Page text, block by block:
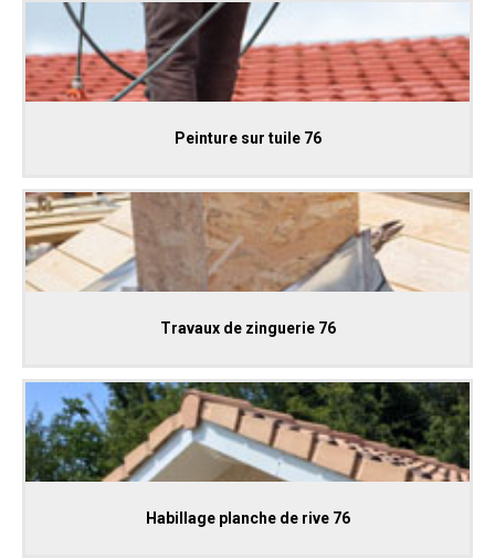
Peinture sur tuile 76
Travaux de zinguerie 76
Habillage planche de rive 76